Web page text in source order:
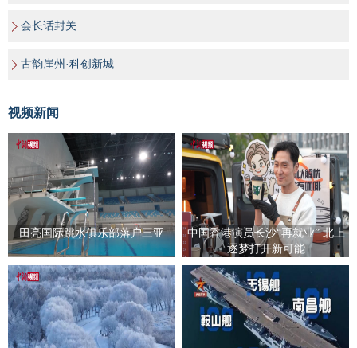
会长话封关
古韵崖州·科创新城
视频新闻
田亮国际跳水俱乐部落户三亚
中国香港演员长沙“再就业” 北上
逐梦打开新可能